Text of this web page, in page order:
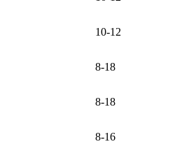
10-12
8-18
8-18
8-16